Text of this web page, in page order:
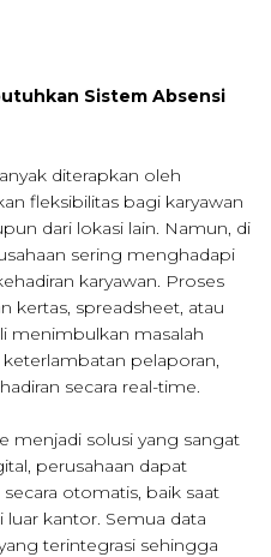
Sistem Absensi
diterapkan oleh
fleksibilitas bagi karyawan
dari lokasi lain. Namun, di
sering menghadapi
karyawan. Proses
kertas, spreadsheet, atau
menimbulkan masalah
pelaporan,
secara real-time.
menjadi solusi yang sangat
perusahaan dapat
otomatis, baik saat
kantor. Semua data
terintegrasi sehingga